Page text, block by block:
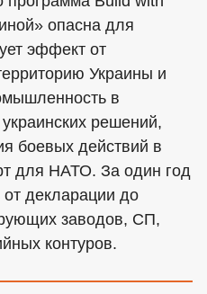
опасна для
эффект от
Украины и
в
решений,
боевых действий в
для НАТО. За один год
декларации до
заводов, СП,
контуров.